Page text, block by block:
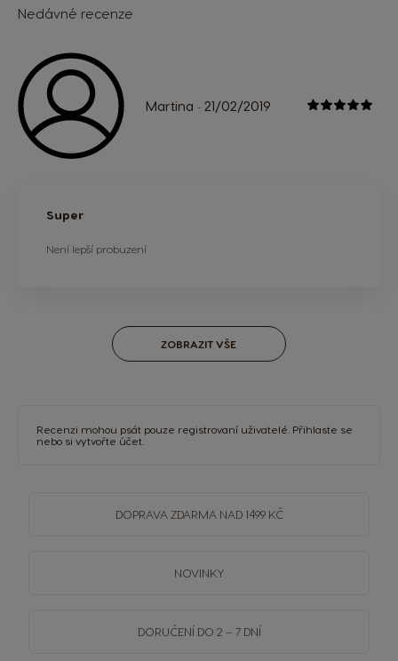
Nedávné recenze
Martina - 21/02/2019
Super
Není lepší probuzení
ZOBRAZIT VŠE
Recenzi mohou psát pouze registrovaní uživatelé. Přihlaste se
nebo si vytvořte účet
DOPRAVA ZDARMA NAD 1499 KČ
NOVINKY
DORUČENÍ DO 2 – 7 DNÍ